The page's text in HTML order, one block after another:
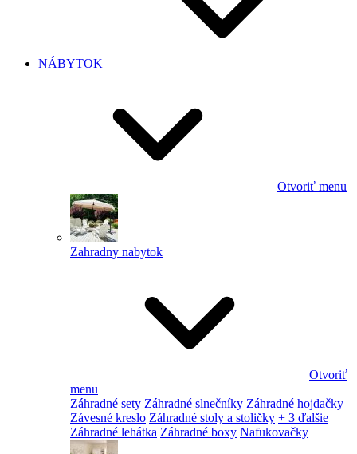
NÁBYTOK
Otvoriť menu
Zahradny nabytok
Otvoriť
menu
Záhradné sety Záhradné slnečníky Záhradné hojdačky
Závesné kreslo Záhradné stoly a stoličky + 3 ďalšie
Záhradné lehátka Záhradné boxy Nafukovačky